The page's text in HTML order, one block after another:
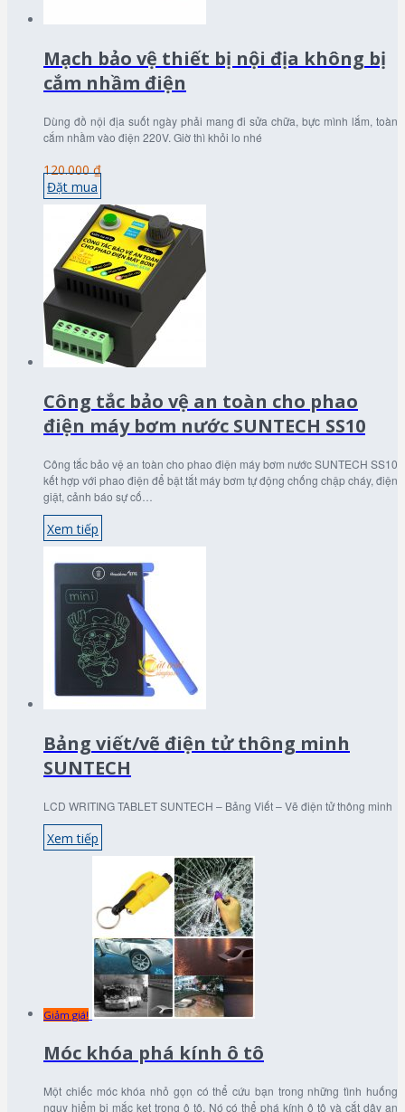
Mạch bảo vệ thiết bị nội địa không bị
cắm nhầm điện
Dùng đồ nội địa suốt ngày phải mang đi sửa chữa, bực mình lắm, toàn
cắm nhầm vào điện 220V. Giờ thì khỏi lo nhé
120.000 ₫
Đặt mua
Công tắc bảo vệ an toàn cho phao
điện máy bơm nước SUNTECH SS10
Công tắc bảo vệ an toàn cho phao điện máy bơm nước SUNTECH SS10
kết hợp với phao điện để bật tắt máy bơm tự động chống chập cháy, điện
giật, cảnh báo sự cố…
Xem tiếp
Bảng viết/vẽ điện tử thông minh
SUNTECH
LCD WRITING TABLET SUNTECH – Bảng Viết – Vẽ điện tử thông minh
Xem tiếp
Giảm giá!
Móc khóa phá kính ô tô
Một chiếc móc khóa nhỏ gọn có thể cứu bạn trong những tình huống
nguy hiểm bị mắc kẹt trong ô tô. Nó có thể phá kính ô tô và cắt dây an